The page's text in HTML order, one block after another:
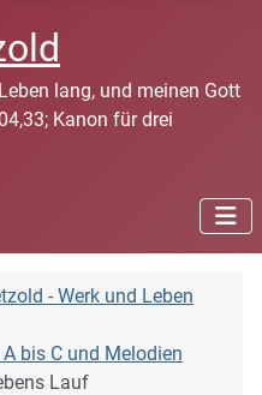
lang, und meinen Gott
Kanon für drei
- Werk und Leben
bis C und Melodien
Lauf